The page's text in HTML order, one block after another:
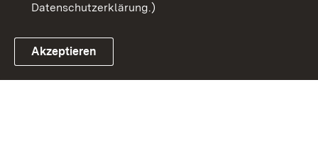
Datenschutzerklärung.)
Akzeptieren